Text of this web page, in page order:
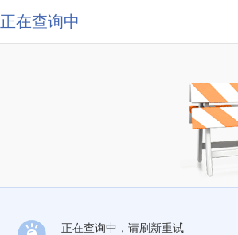
正在查询中
正在查询中，请刷新重试